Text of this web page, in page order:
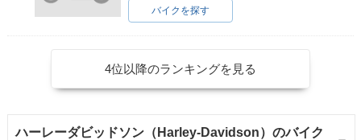
バイクを探す
4位以降のランキングを見る
ハーレーダビッドソン（Harley-Davidson）のバイク